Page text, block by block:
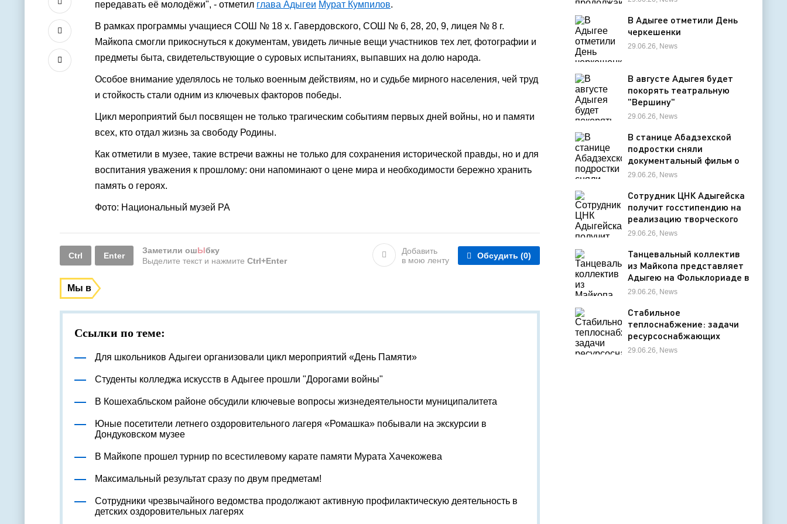
передавать её молодёжи", - отметил глава Адыгеи Мурат Кумпилов.
В рамках программы учащиеся СОШ № 18 х. Гавердовского, СОШ № 6, 28, 20, 9, лицея № 8 г.
Майкопа смогли прикоснуться к документам, увидеть личные вещи участников тех лет, фотографии и
предметы быта, свидетельствующие о суровых испытаниях, выпавших на долю народа.
Особое внимание уделялось не только военным действиям, но и судьбе мирного населения, чей труд
и стойкость стали одним из ключевых факторов победы.
Цикл мероприятий был посвящен не только трагическим событиям первых дней войны, но и памяти
всех, кто отдал жизнь за свободу Родины.
Как отметили в музее, такие встречи важны не только для сохранения исторической правды, но и для
воспитания уважения к прошлому: они напоминают о цене мира и необходимости бережно хранить
память о героях.
Фото: Национальный музей РА
Ctrl Enter
Заметили ошЫбку
Выделите текст и нажмите Ctrl+Enter
Добавить
в мою ленту
Обсудить (0)
Мы в
Ссылки по теме:
Для школьников Адыгеи организовали цикл мероприятий «День Памяти»
Студенты колледжа искусств в Адыгее прошли "Дорогами войны"
В Кошехабльском районе обсудили ключевые вопросы жизнедеятельности муниципалитета
Юные посетители летнего оздоровительного лагеря «Ромашка» побывали на экскурсии в
Дондуковском музее
В Майкопе прошел турнир по всестилевому карате памяти Мурата Хачекожева
Максимальный результат сразу по двум предметам!
Сотрудники чрезвычайного ведомства продолжают активную профилактическую деятельность в
детских оздоровительных лагерях
оздоровительных лагерях
В Адыгее отметили День
черкешенки
29.06.26, News
В августе Адыгея будет
покорять театральную
"Вершину"
29.06.26, News
В станице Абадзехской
подростки сняли
документальный фильм о
цирковой студии
29.06.26, News
Сотрудник ЦНК Адыгейска
получит госстипендию на
реализацию творческого
проекта в области
29.06.26, News
Танцевальный коллектив
из Майкопа представляет
Адыгею на Фольклориаде в
Уфе
29.06.26, News
Стабильное
теплоснабжение: задачи
ресурсоснабжающих
организаций
29.06.26, News